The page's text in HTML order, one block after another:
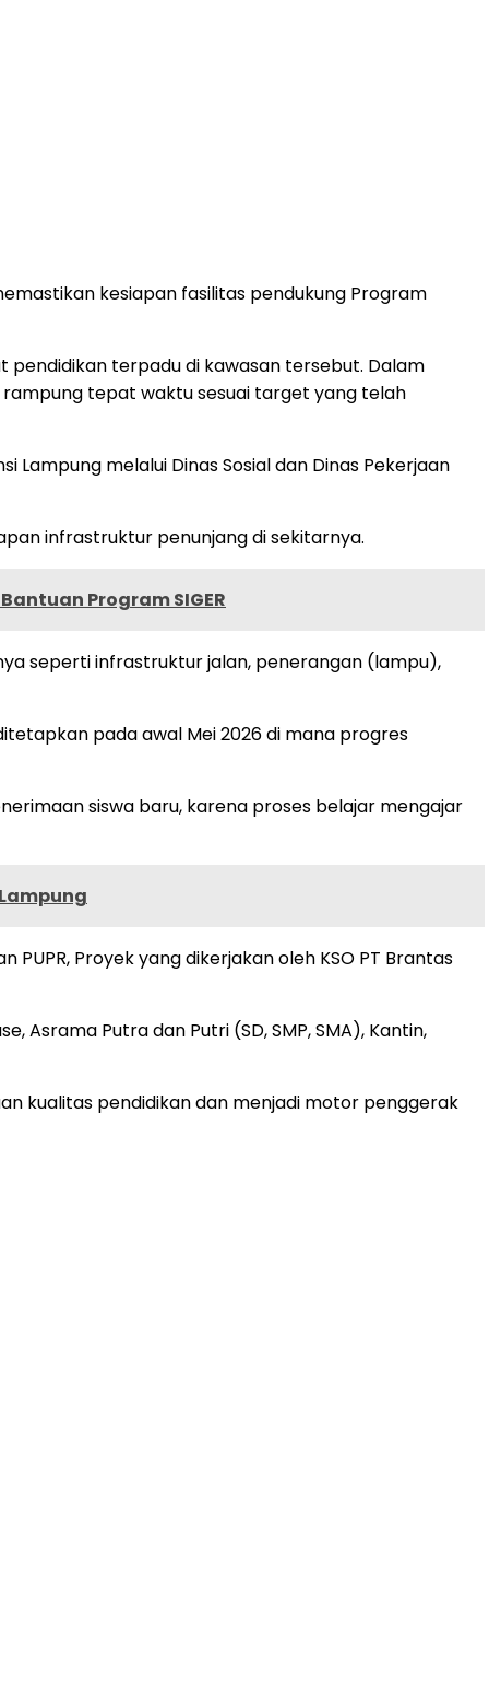
kesiapan fasilitas pendukung Program
pendidikan terpadu di kawasan tersebut. Dalam
tepat waktu sesuai target yang telah
Lampung melalui Dinas Sosial dan Dinas Pekerjaan
infrastruktur penunjang di sekitarnya.
Program SIGER
seperti infrastruktur jalan, penerangan (lampu),
pada awal Mei 2026 di mana progres
siswa baru, karena proses belajar mengajar
Proyek yang dikerjakan oleh KSO PT Brantas
Asrama Putra dan Putri (SD, SMP, SMA), Kantin,
kualitas pendidikan dan menjadi motor penggerak